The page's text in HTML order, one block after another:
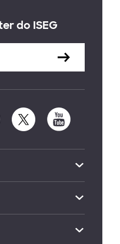
do ISEG